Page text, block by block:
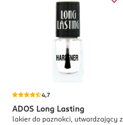
4,7
ADOS Long Lasting
lakier do paznokci, utwardzający z